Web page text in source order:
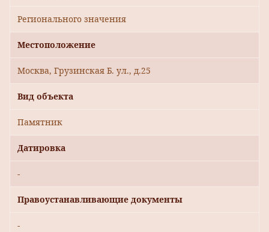
Регионального значения
Местоположение
Москва, Грузинская Б. ул., д.25
Вид объекта
Памятник
Датировка
-
Правоустанавливающие документы
-